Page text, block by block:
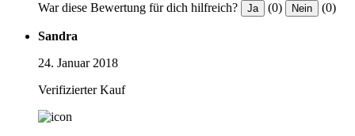
War diese Bewertung für dich hilfreich? Ja (0) Nein (0)
Sandra
24. Januar 2018
Verifizierter Kauf